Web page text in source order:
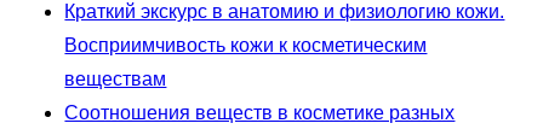
Краткий экскурс в анатомию и физиологию кожи.
Восприимчивость кожи к косметическим
веществам
Соотношения веществ в косметике разных